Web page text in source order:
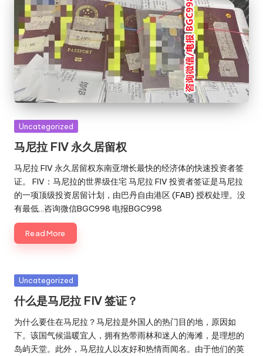
Posted
Uncategorized
马尼拉 FIV 永久居留权
马尼拉 FIV 永久居留权东南亚增长最快的经济体的快速投资者签
证。 FIV：马尼拉的世界级住宅 马尼拉 FIV 投资者签证是马尼拉
的一项顶级投资居留计划，由巴丹自由港区 (FAB) 授权处理。没
有最低…咨询微信BGC998 电报BGC998
Read More
Posted
Uncategorized
什么是马尼拉 FIV 签证？
为什么要住在马尼拉？马尼拉是外国人的热门目的地，原因如
下。该国气候温暖宜人，拥有热带雨林和迷人的海滩，是理想的
岛屿天堂。此外，马尼拉人以友好和热情而闻名。由于他们的英